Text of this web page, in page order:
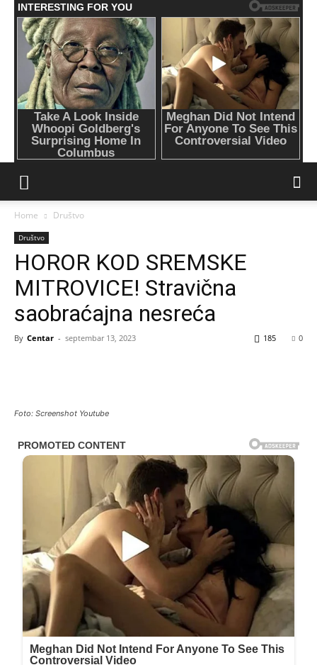
Home Društvo
Društvo
HOROR KOD SREMSKE
MITROVICE! Stravična
saobraćajna nesreća
By Centar - septembar 13, 2023 0
185
Foto: Screenshot Youtube